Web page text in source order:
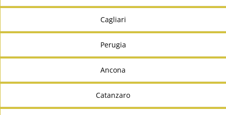
Cagliari
Perugia
Ancona
Catanzaro